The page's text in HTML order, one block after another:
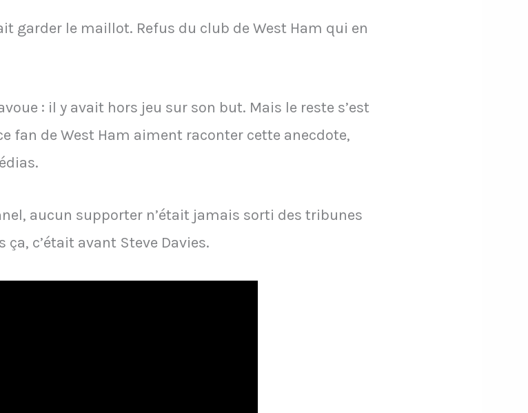
garder le maillot. Refus du club de West Ham qui en
: il y avait hors jeu sur son but. Mais le reste s’est
fan de West Ham aiment raconter cette anecdote,
aucun supporter n’était jamais sorti des tribunes
c’était avant Steve Davies.